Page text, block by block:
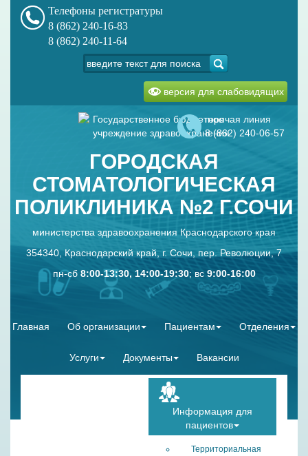
Телефоны регистратуры
8 (862) 240-16-83
8 (862) 240-11-64
версия для слабовидящих
Государственное бюджетное
учреждение здравоохранения
горячая линия
8 (862) 240-06-57
ГОРОДСКАЯ
СТОМАТОЛОГИЧЕСКАЯ
ПОЛИКЛИНИКА №2 Г.СОЧИ
министерства здравоохранения Краснодарского края
354340, Краснодарский край, г. Сочи, пер. Революции, 7
пн-сб 8:00-13:30, 14:00-19:30; вс 9:00-16:00
Главная Об организации Пациентам Отделения
Услуги Документы Вакансии
Информация для
пациентов
Территориальная